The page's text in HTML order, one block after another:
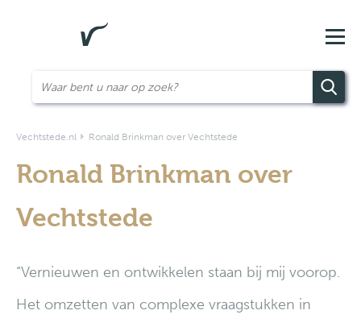
Vechtstede.nl Ronald Brinkman over Vechtstede
Ronald Brinkman over
Vechtstede
“Vernieuwen en ontwikkelen staan bij mij voorop.
Het omzetten van complexe vraagstukken in